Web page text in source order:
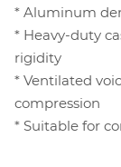
* Aluminum
* Heavy-duty
rigidity
* Ventilated
compression
* Suitable for